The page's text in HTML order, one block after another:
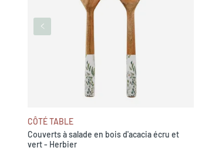
CÔTÉ TABLE
Couverts à salade en bois d'acacia écru et
vert - Herbier